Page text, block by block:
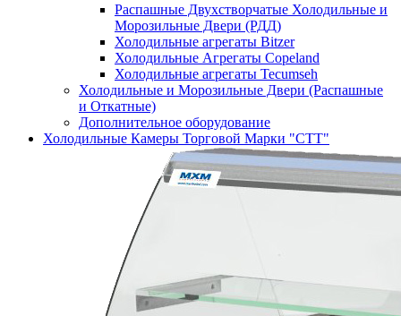
Распашные Двухстворчатые Холодильные и
Морозильные Двери (РДД)
Холодильные агрегаты Bitzer
Холодильные Агрегаты Copeland
Холодильные агрегаты Tecumseh
Холодильные и Морозильные Двери (Распашные
и Откатные)
Дополнительное оборудование
Холодильные Камеры Торговой Марки "СТТ"